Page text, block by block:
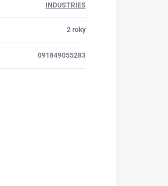
INDUSTRIES
2 roky
091849055283